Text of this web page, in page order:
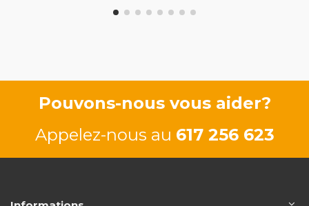
Pouvons-nous vous aider?
Appelez-nous au 617 256 623